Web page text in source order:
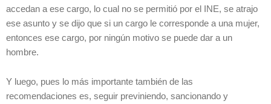
accedan a ese cargo, lo cual no se permitió por el INE, se atrajo
ese asunto y se dijo que si un cargo le corresponde a una mujer,
entonces ese cargo, por ningún motivo se puede dar a un
hombre.
Y luego, pues lo más importante también de las
recomendaciones es, seguir previniendo, sancionando y